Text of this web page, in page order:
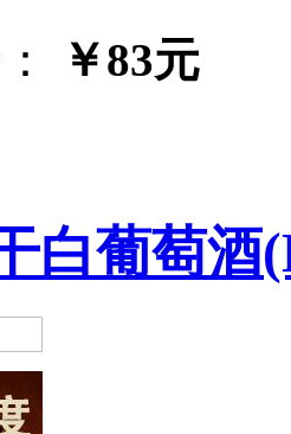
￥83元
白葡萄酒